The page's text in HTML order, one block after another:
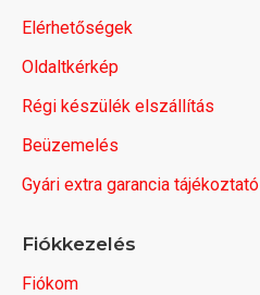
Elérhetőségek
Oldaltkérkép
Régi készülék elszállítás
Beüzemelés
Gyári extra garancia tájékoztató
Fiókkezelés
Fiókom